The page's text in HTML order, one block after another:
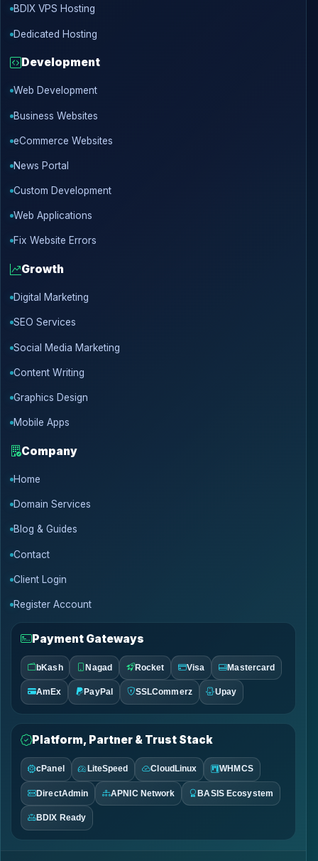
BDIX VPS Hosting
Dedicated Hosting
Development
Web Development
Business Websites
eCommerce Websites
News Portal
Custom Development
Web Applications
Fix Website Errors
Growth
Digital Marketing
SEO Services
Social Media Marketing
Content Writing
Graphics Design
Mobile Apps
Company
Home
Domain Services
Blog & Guides
Contact
Client Login
Register Account
Payment Gateways
bKash Nagad Rocket Visa Mastercard
AmEx PayPal SSLCommerz Upay
Platform, Partner & Trust Stack
cPanel LiteSpeed CloudLinux WHMCS
DirectAdmin APNIC Network BASIS Ecosystem
BDIX Ready